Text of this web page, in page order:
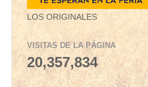
LOS ORIGINALES
VISITAS DE LA PÁGINA
20,357,834